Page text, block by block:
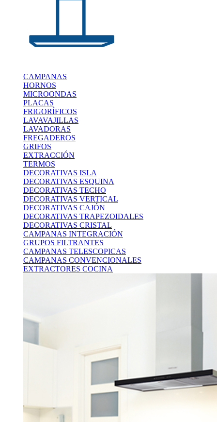
CAMPANAS
HORNOS
MICROONDAS
PLACAS
FRIGORÍFICOS
LAVAVAJILLAS
LAVADORAS
FREGADEROS
GRIFOS
EXTRACCIÓN
TERMOS
DECORATIVAS ISLA
DECORATIVAS ESQUINA
DECORATIVAS TECHO
DECORATIVAS VERTICAL
DECORATIVAS CAJÓN
DECORATIVAS TRAPEZOIDALES
DECORATIVAS CRISTAL
CAMPANAS INTEGRACIÓN
GRUPOS FILTRANTES
CAMPANAS TELESCOPICAS
CAMPANAS CONVENCIONALES
EXTRACTORES COCINA